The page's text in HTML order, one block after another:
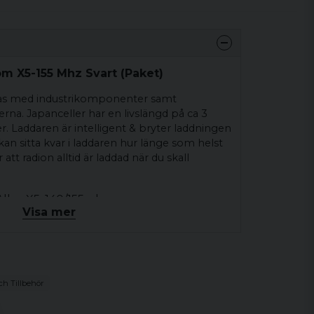
X5-155 Mhz Svart (Paket)
med industrikomponenter samt
Japanceller har en livslängd på ca 3
Laddaren är intelligent & bryter laddningen
sitta kvar i laddaren hur länge som helst
radion alltid är laddad när du skall
X5. 140/155mhz
tangenter
67
Visa mer
Tillbehör